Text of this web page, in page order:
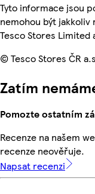
Tyto informace jsou
nemohou být
Tesco Stores Limited
© Tesco Stores ČR
Zatím
Pomozte ostatním
Recenze na našem
recenze neověřuje.
Napsat recenzi